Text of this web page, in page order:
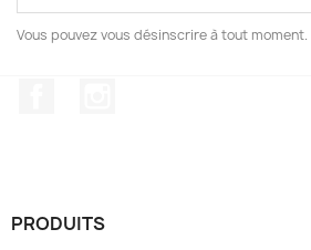
Vous pouvez vous désinscrire à tout moment.
PRODUITS